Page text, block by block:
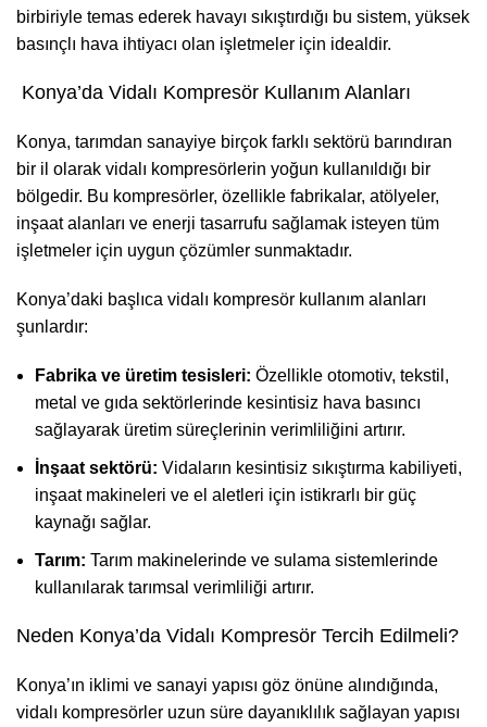
birbiriyle temas ederek havayı sıkıştırdığı bu sistem, yüksek
basınçlı hava ihtiyacı olan işletmeler için idealdir.
Konya’da Vidalı Kompresör Kullanım Alanları
Konya, tarımdan sanayiye birçok farklı sektörü barındıran
bir il olarak vidalı kompresörlerin yoğun kullanıldığı bir
bölgedir. Bu kompresörler, özellikle fabrikalar, atölyeler,
inşaat alanları ve enerji tasarrufu sağlamak isteyen tüm
işletmeler için uygun çözümler sunmaktadır.
Konya’daki başlıca vidalı kompresör kullanım alanları
şunlardır:
Fabrika ve üretim tesisleri: Özellikle otomotiv, tekstil,
metal ve gıda sektörlerinde kesintisiz hava basıncı
sağlayarak üretim süreçlerinin verimliliğini artırır.
İnşaat sektörü: Vidaların kesintisiz sıkıştırma kabiliyeti,
inşaat makineleri ve el aletleri için istikrarlı bir güç
kaynağı sağlar.
Tarım: Tarım makinelerinde ve sulama sistemlerinde
kullanılarak tarımsal verimliliği artırır.
Neden Konya’da Vidalı Kompresör Tercih Edilmeli?
Konya’ın iklimi ve sanayi yapısı göz önüne alındığında,
vidalı kompresörler uzun süre dayanıklılık sağlayan yapısı